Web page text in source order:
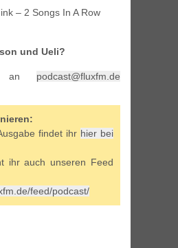
– 2 Songs In A Row
und Ueli?
an podcast@fluxfm.de
findet ihr hier bei
ihr auch unseren Feed
feed/podcast/